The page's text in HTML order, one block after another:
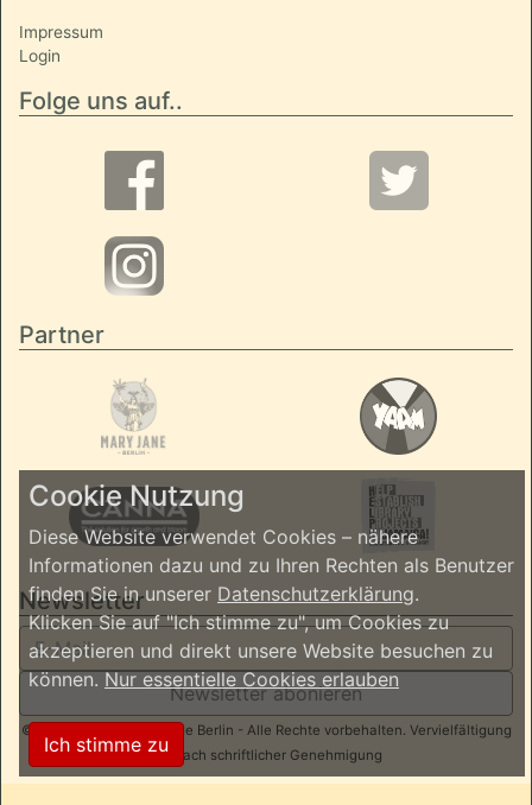
Impressum
Login
Folge uns auf..
Partner
Newsletter
Newsletter abonieren
© 2026 ReggaeInBerlin.de Berlin - Alle Rechte vorbehalten. Vervielfältigung
nur nach schriftlicher Genehmigung
Cookie Nutzung
Diese Website verwendet Cookies – nähere
Informationen dazu und zu Ihren Rechten als Benutzer
finden Sie in unserer Datenschutzerklärung.
Klicken Sie auf "Ich stimme zu", um Cookies zu
akzeptieren und direkt unsere Website besuchen zu
können.Nur essentielle Cookies erlauben
Ich stimme zu